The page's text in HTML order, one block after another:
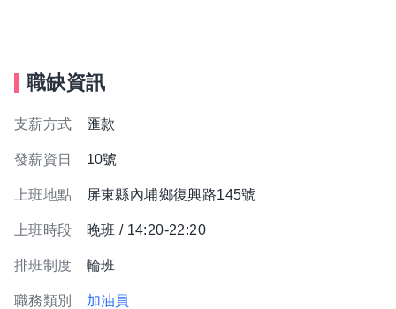
職缺資訊
支薪方式 匯款
發薪資日 10號
上班地點 屏東縣內埔鄉復興路145號
上班時段 晚班 / 14:20-22:20
排班制度 輪班
職務類別 加油員